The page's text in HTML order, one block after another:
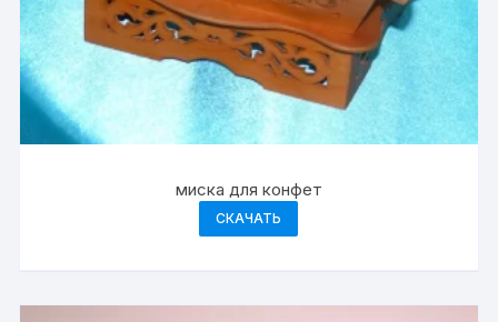
миска для конфет
СКАЧАТЬ